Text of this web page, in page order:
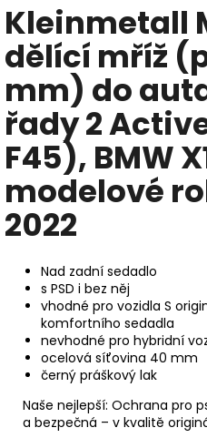
Kleinmetall
dělící mříž
mm) do
řady 2
F45), BMW
modelové
2022
Nad zadní sedadlo
s PSD i bez něj
vhodné pro vozidla S
komfortního sedadla
nevhodné pro hybridní
ocelová síťovina 40 mm
černý práškový lak
Naše nejlepší: Ochrana pro
a bezpečná – v kvalitě